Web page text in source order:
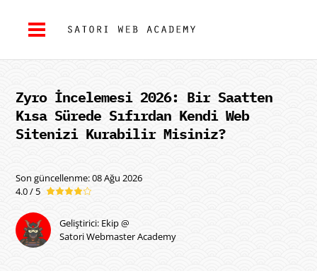
Zyro İncelemesi 2026: Bir Saatten
Kısa Sürede Sıfırdan Kendi Web
Sitenizi Kurabilir Misiniz?
Son güncellenme: 08 Ağu 2026
4.0 / 5
Geliştirici: Ekip @
Satori Webmaster Academy